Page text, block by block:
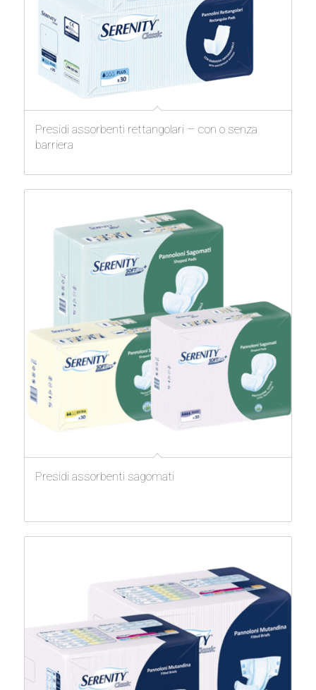
Presidi assorbenti rettangolari – con o senza
barriera
Presidi assorbenti sagomati